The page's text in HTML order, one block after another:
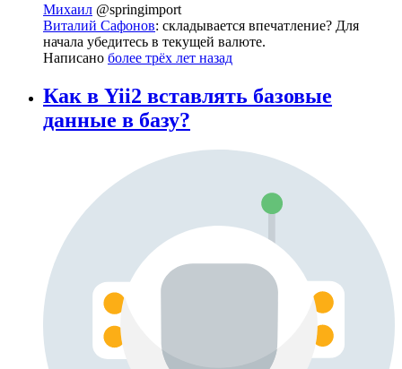
Михаил @springimport
Виталий Сафонов: складывается впечатление? Для
начала убедитесь в текущей валюте.
Написано более трёх лет назад
Как в Yii2 вставлять базовые
данные в базу?